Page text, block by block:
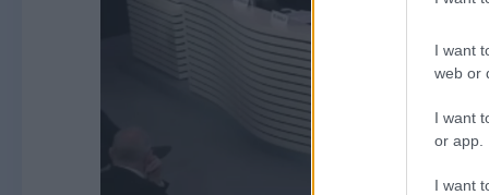
I want
web or
I want
or app.
I want